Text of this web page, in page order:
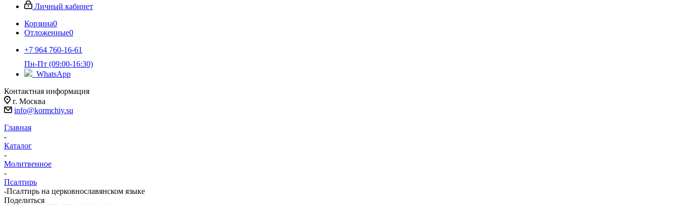
Личный кабинет
Корзина0
Отложенные0
+7 964 760-16-61
Пн-Пт (09:00-16:30)
WhatsApp
Контактная информация
г. Москва
info@kormchiy.su
Главная
-
Каталог
-
Молитвенное
-
Псалтирь
-Псалтирь на церковнославянском языке
Поделиться